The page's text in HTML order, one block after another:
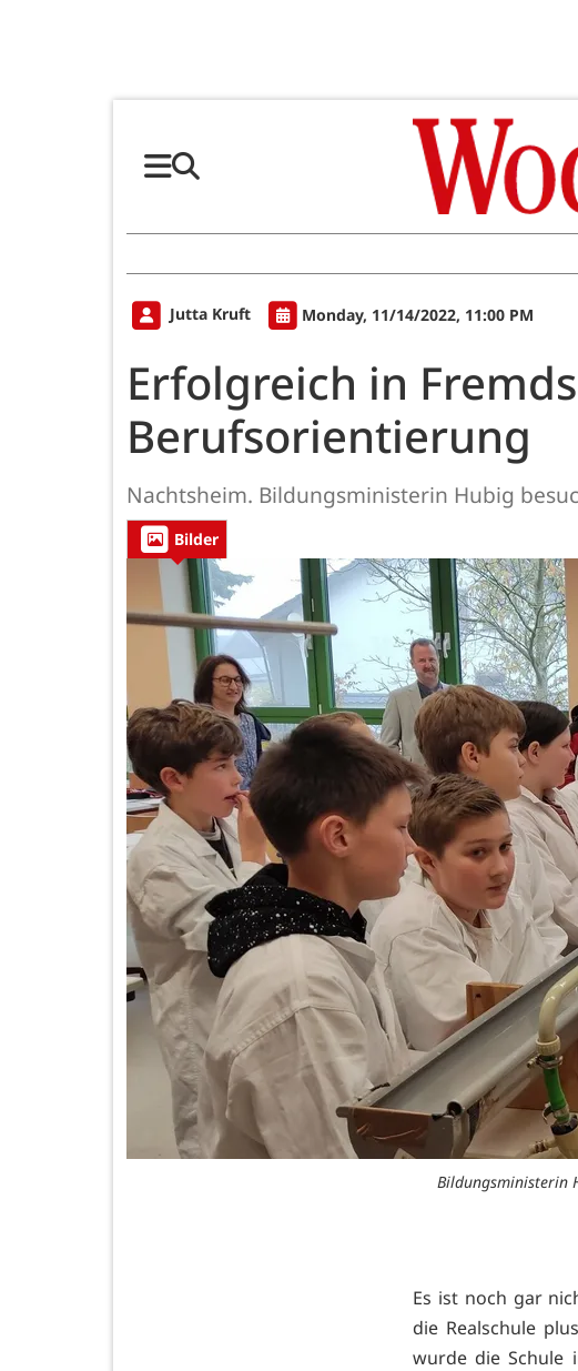
Jutta Kruft Monday, 11/14/2022, 11:00 PM
Erfolgreich in
Berufsorientierung
Nachtsheim. Bildungsministerin Hubig
Bilder
Bildungsministerin
Es ist noch gar
die Realschule
wurde die Schule